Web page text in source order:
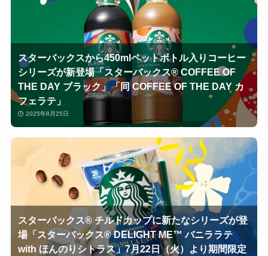
スターバックスから450mlペットボトル入りコーヒー
シリーズが新登場「スターバックス® COFFEE OF
THE DAY ブラック」「同 COFFEE OF THE DAY カ
フェラテ」
2025年8月25日
スターバックス® チルドカップに新たなシリーズが登
場「スターバックス® DELIGHT ME™ バニララテ
with ほんのりシトラス」7月22日（火）より期間限定